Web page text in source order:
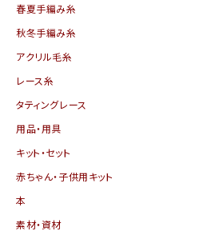
春夏手編み糸
秋冬手編み糸
アクリル毛糸
レース糸
タティングレース
用品・用具
キット・セット
赤ちゃん・子供用キット
本
素材・資材